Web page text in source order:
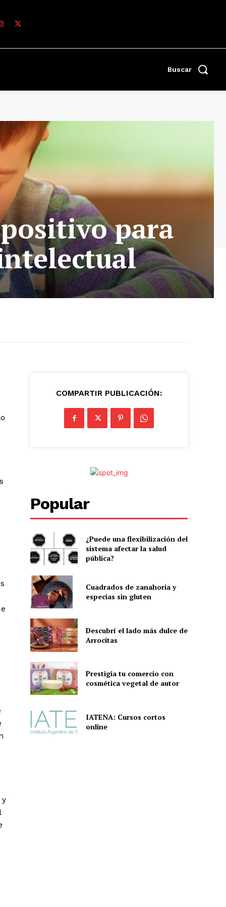
Buscar
para
y
COMPARTIR PUBLICACIÓN:
Popular
¿Puede una flexibilización del
sistema afectar la salud
pública?
Cuadrados de zanahoria y
especias sin gluten
Descubrí el lado más dulce de
Arrocitas
Prestigia tu comercio con
cosmética vegetal de autor
IATENA: Cursos cortos
online